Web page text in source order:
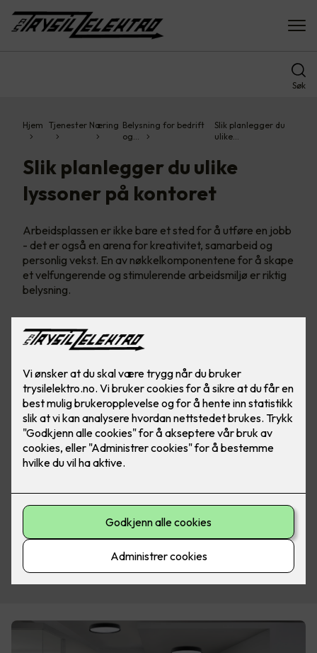
Søk
Hjem Tjenester Næring Belysning for bedrift
og…
Slik planlegger du
ulike…
Slik planlegger du ulike
lyssoner på kontoret
Arbeidsplassen er ikke bare et sted for å utføre en jobb
- det er også en arena for kreativitet, samarbeid og
personlig vekst. En av nøkkelkomponentene for å skape
et velfungerende og stimulerende arbeidsmiljø er riktig
belysning.